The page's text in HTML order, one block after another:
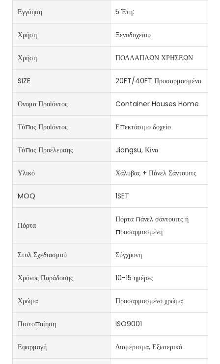
Εγγύηση 5 Έτη:
Χρήση Ξενοδοχείου
Χρήση ΠΟΛΛΑΠΛΩΝ ΧΡΗΣΕΩΝ
SIZE 20FT/40FT Προσαρμοσμένο
Όνομα Προϊόντος Container Houses Home
Τύπος Προϊόντος Επεκτάσιμο δοχείο
Τόπος Προέλευσης Jiangsu, Κίνα
Υλικό Χάλυβας + Πάνελ Σάντουιτς
MOQ 1SET
Πόρτα
Πόρτα πάνελ σάντουιτς ή
προσαρμοσμένη
Στυλ Σχεδιασμού Σύγχρονη
Χρόνος Παράδοσης 10-15 ημέρες
Χρώμα Προσαρμοσμένο χρώμα
Πιστοποίηση ISO9001
Εφαρμογή Διαμέρισμα, Εξωτερικό